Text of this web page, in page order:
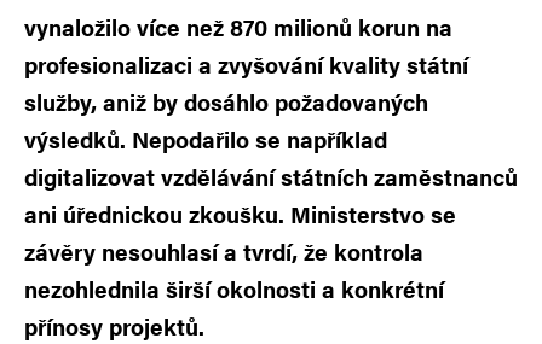
vynaložilo více než 870 milionů korun na
profesionalizaci a zvyšování kvality státní
služby, aniž by dosáhlo požadovaných
výsledků. Nepodařilo se například
digitalizovat vzdělávání státních zaměstnanců
ani úřednickou zkoušku. Ministerstvo se
závěry nesouhlasí a tvrdí, že kontrola
nezohlednila širší okolnosti a konkrétní
přínosy projektů.